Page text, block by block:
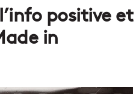
positive et
in